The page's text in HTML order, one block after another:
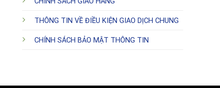
THÔNG TIN VỀ ĐIỀU KIỆN GIAO DỊCH CHUNG
CHÍNH SÁCH BẢO MẬT THÔNG TIN